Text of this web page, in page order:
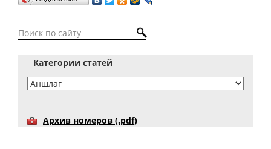
Категории статей
Архив номеров (.pdf)